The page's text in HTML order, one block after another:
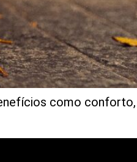
como conforto,